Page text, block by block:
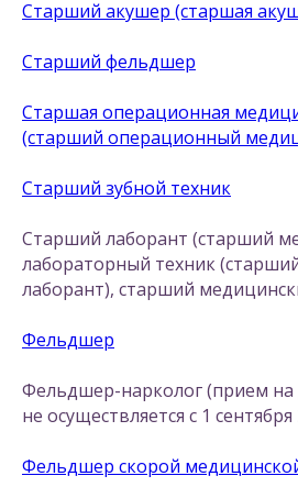
Старший акушер (старшая
Старший фельдшер
Старшая операционная
(старший операционный
Старший зубной техник
Старший лаборант (старший
лабораторный техник
лаборант), старший
Фельдшер
Фельдшер-нарколог (прием
не осуществляется с 1 сентября
Фельдшер скорой